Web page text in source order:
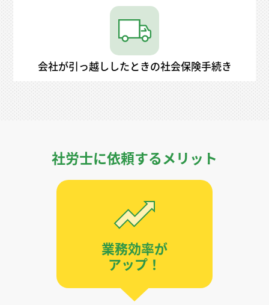
会社が引っ越ししたときの社会保険手続き
社労士に依頼するメリット
業務効率が
アップ！